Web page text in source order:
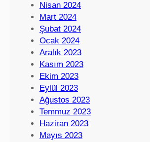
Nisan 2024
Mart 2024
Şubat 2024
Ocak 2024
Aralık 2023
Kasım 2023
Ekim 2023
Eylül 2023
Ağustos 2023
Temmuz 2023
Haziran 2023
Mayıs 2023